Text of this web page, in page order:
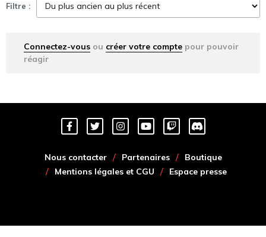
Filtre :
Connectez-vous ou créer votre compte pour pouvoir
réagir
Nous contacter Partenaires
Boutique
Mentions légales et CGU
Espace presse